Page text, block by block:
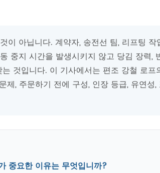
이 아닙니다. 계약자, 송전선 팀, 리프팅
중지 시간을 발생시키지 않고 당김 장력,
것입니다. 이 기사에서는 편조 강철 로프
, 주문하기 전에 구성, 인장 등급, 유연성
중요한 이유는 무엇입니까?